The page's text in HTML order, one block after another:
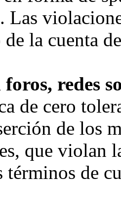
Las
la cuenta
redes
de cero
de los
que violan
términos de